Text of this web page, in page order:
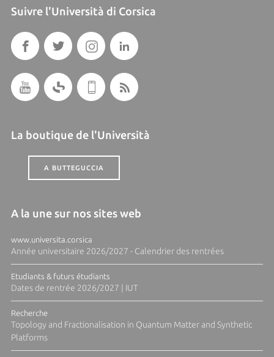
Suivre l'Università di Corsica
La boutique de l'Università
A BUTTEGUCCIA
A la une sur nos sites web
www.universita.corsica
Année universitaire 2026/2027 - Calendrier des rentrées
Etudiants & futurs étudiants
Dates de rentrée 2026/2027 | IUT
Recherche
Topology and Fractionalisation in Quantum Matter and Synthetic
Platforms